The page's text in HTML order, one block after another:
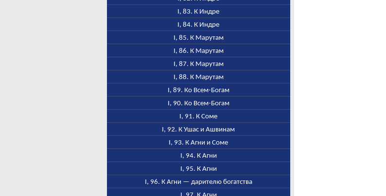
I, 83. К Индре
I, 84. К Индре
I, 85. К Марутам
I, 86. К Марутам
I, 87. К Марутам
I, 88. К Марутам
I, 89. Ко Всем-Богам
I, 90. Ко Всем-Богам
I, 91. К Соме
I, 92. К Ушас и Ашвинам
I, 93. К Агни и Соме
I, 94. К Агни
I, 95. К Агни
I, 96. К Агни — дарителю богатства